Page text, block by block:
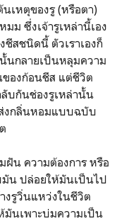
นเหตุของรู (หรือตา)
ม ซึ่งเจ้ารูเหล่านี้เอง
สชนิดนี้ ตัวเราเองก็
นกลายเป็นหลุมความ
ของก้อนชีส แต่ชีวิต
บกันช่องรูเหล่านั้น
งกลิ่นหอมแบบฉบับ
ฝัน ความต้องการ หรือ
มัน ปล่อยให้มันเป็นไป
รูวิ่นแหว่งในชีวิต
มันเพาะบ่มความเป็น